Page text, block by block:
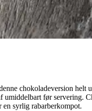
chokoladeversion
umiddelbart før
en syrlig rabarberkompot.